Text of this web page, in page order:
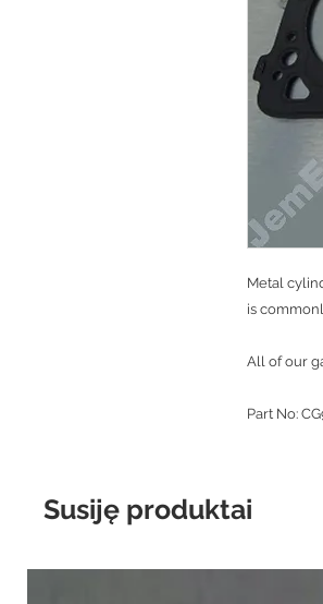
Metal
is
All of our
Part No:
Susiję produktai